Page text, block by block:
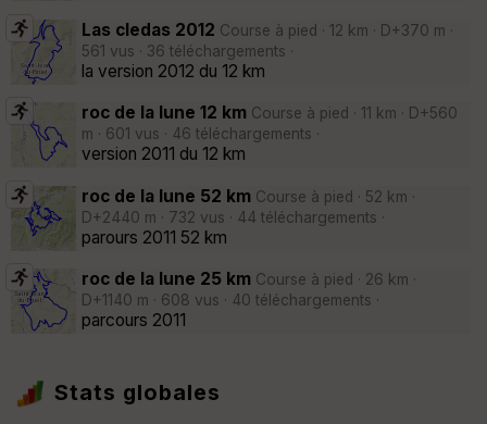
Las cledas 2012 Course à pied · 12 km · D+370 m ·
561 vus · 36 téléchargements ·
la version 2012 du 12 km
roc de la lune 12 km Course à pied · 11 km · D+560
m · 601 vus · 46 téléchargements ·
version 2011 du 12 km
roc de la lune 52 km Course à pied · 52 km ·
D+2440 m · 732 vus · 44 téléchargements ·
parours 2011 52 km
roc de la lune 25 km Course à pied · 26 km ·
D+1140 m · 608 vus · 40 téléchargements ·
parcours 2011
Stats globales